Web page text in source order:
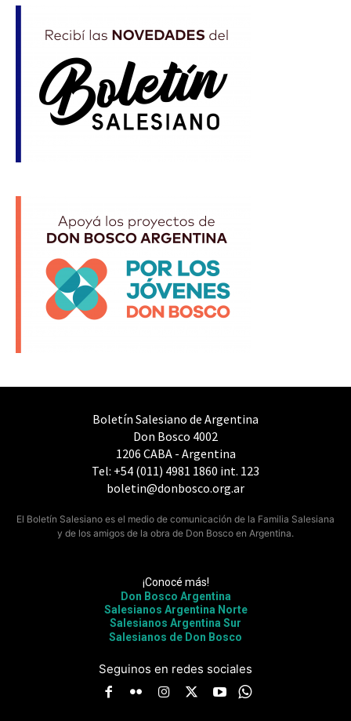
Boletín Salesiano de Argentina
Don Bosco 4002
1206 CABA - Argentina
Tel: +54 (011) 4981 1860 int. 123
boletin@donbosco.org.ar
El Boletín Salesiano es el medio de comunicación de la Familia Salesiana
y de los amigos de la obra de Don Bosco en Argentina.
¡Conocé más!
Don Bosco Argentina
Salesianos Argentina Norte
Salesianos Argentina Sur
Salesianos de Don Bosco
Seguinos en redes sociales